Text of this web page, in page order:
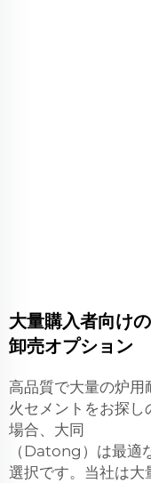
大量購入者向けの
卸売オプション
高品質で大量の炉用
火セメントをお探し
場合、大同
（Datong）は最適
選択です。当社は大